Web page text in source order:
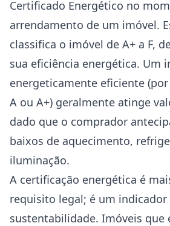
Certificado Energético no
arrendamento de um imóvel.
classifica o imóvel de A+ a F,
sua eficiência energética. Um
energeticamente eficiente
A ou A+) geralmente atinge
dado que o comprador
baixos de aquecimento,
iluminação.
A certificação energética é
requisito legal; é um indicador
sustentabilidade. Imóveis que